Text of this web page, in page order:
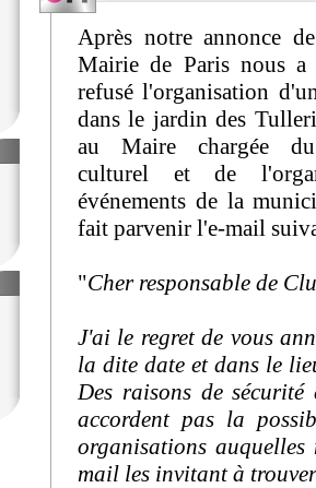
Après notre annonce
Mairie de Paris nous a
refusé l'organisation
dans le jardin des
au Maire chargée du
culturel et de
événements de la
fait parvenir l'e-mail
"Cher responsable de
J'ai le regret de vous
la dite date et dans le
Des raisons de
accordent pas la
organisations
mail les invitant à